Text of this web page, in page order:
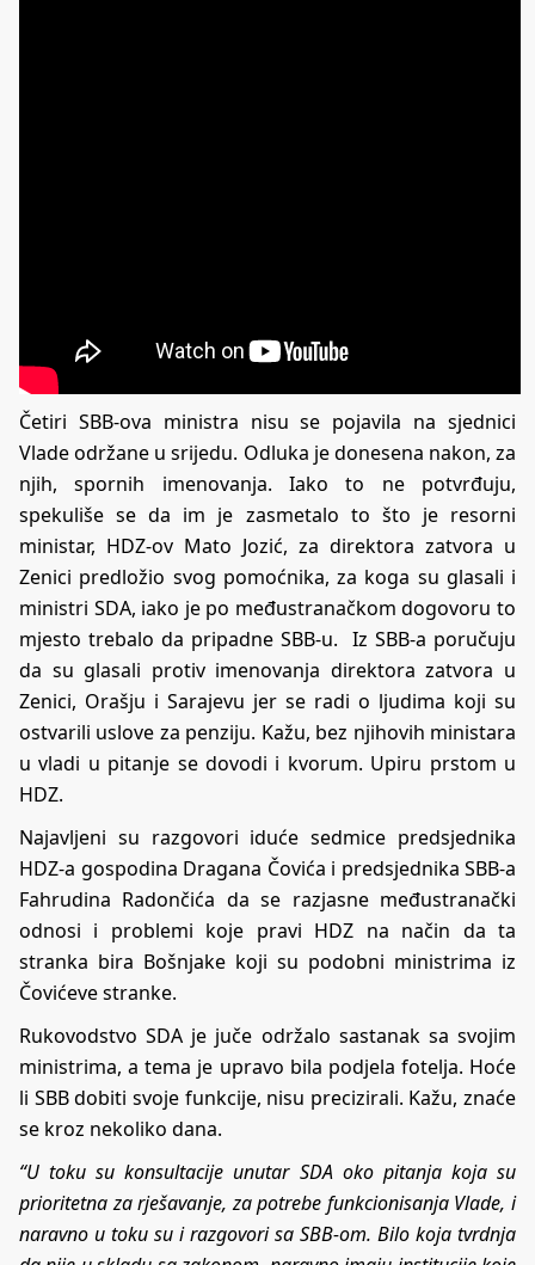
Četiri SBB-ova ministra nisu se pojavila na sjednici
Vlade održane u srijedu. Odluka je donesena nakon, za
njih, spornih imenovanja. Iako to ne potvrđuju,
spekuliše se da im je zasmetalo to što je resorni
ministar, HDZ-ov Mato Jozić, za direktora zatvora u
Zenici predložio svog pomoćnika, za koga su glasali i
ministri SDA, iako je po međustranačkom dogovoru to
mjesto trebalo da pripadne SBB-u. Iz SBB-a poručuju
da su glasali protiv imenovanja direktora zatvora u
Zenici, Orašju i Sarajevu jer se radi o ljudima koji su
ostvarili uslove za penziju. Kažu, bez njihovih ministara
u vladi u pitanje se dovodi i kvorum. Upiru prstom u
HDZ.
Najavljeni su razgovori iduće sedmice predsjednika
HDZ-a gospodina Dragana Čovića i predsjednika SBB-a
Fahrudina Radončića da se razjasne međustranački
odnosi i problemi koje pravi HDZ na način da ta
stranka bira Bošnjake koji su podobni ministrima iz
Čovićeve stranke.
Rukovodstvo SDA je juče održalo sastanak sa svojim
ministrima, a tema je upravo bila podjela fotelja. Hoće
li SBB dobiti svoje funkcije, nisu precizirali. Kažu, znaće
se kroz nekoliko dana.
“U toku su konsultacije unutar SDA oko pitanja koja su
prioritetna za rješavanje, za potrebe funkcionisanja Vlade, i
naravno u toku su i razgovori sa SBB-om. Bilo koja tvrdnja